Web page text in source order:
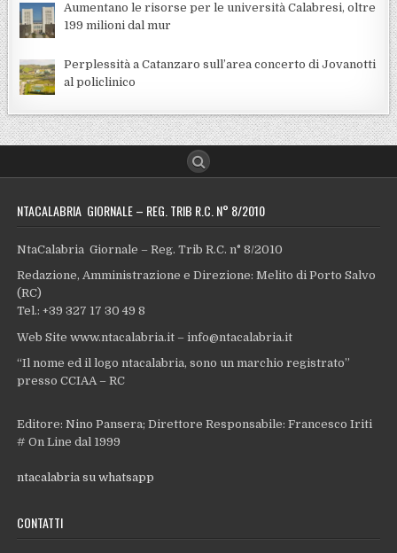
Aumentano le risorse per le università Calabresi, oltre
199 milioni dal mur
Perplessità a Catanzaro sull’area concerto di Jovanotti
al policlinico
NTACALABRIA GIORNALE – REG. TRIB R.C. N° 8/2010
NtaCalabria Giornale – Reg. Trib R.C. n° 8/2010
Redazione, Amministrazione e Direzione: Melito di Porto Salvo
(RC)
Tel.: +39 327 17 30 49 8
Web Site www.ntacalabria.it – info@ntacalabria.it
“Il nome ed il logo ntacalabria, sono un marchio registrato”
presso CCIAA – RC
Editore: Nino Pansera; Direttore Responsabile: Francesco Iriti
# On Line dal 1999
ntacalabria su whatsapp
CONTATTI